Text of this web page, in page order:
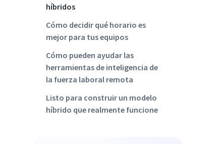
híbridos
Cómo decidir qué horario es
mejor para tus equipos
Cómo pueden ayudar las
herramientas de inteligencia de
la fuerza laboral remota
Listo para construir un modelo
híbrido que realmente funcione